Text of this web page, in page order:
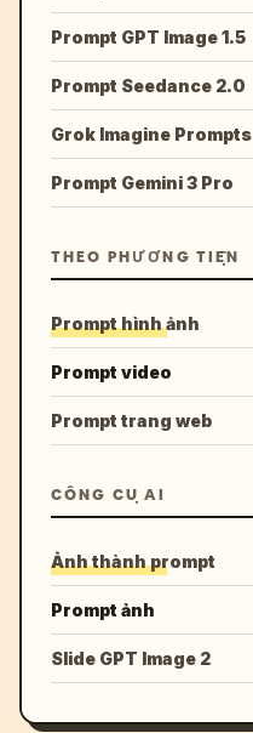
Prompt GPT Image 1.5
Prompt Seedance 2.0
Grok Imagine Prompts
Prompt Gemini 3 Pro
THEO PHƯƠNG TIỆN
Prompt hình ảnh
Prompt video
Prompt trang web
CÔNG CỤ AI
Ảnh thành prompt
Prompt ảnh
Slide GPT Image 2